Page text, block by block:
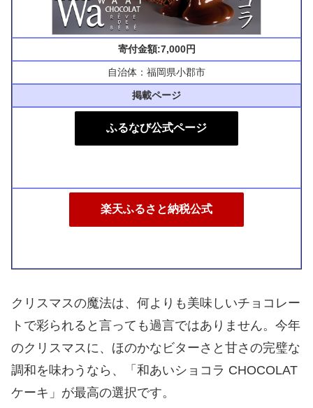
寄付金額:7,000円
自治体：福岡県小郡市
掲載ページ
ふるなび公式ページ
楽天ふるさと納税公式
クリスマスの魔法は、何よりも美味しいチョコレー
トで彩られると言っても過言ではありません。今年
のクリスマスに、ほのかなビターさと甘さの完璧な
調和を味わうなら、「和あいショコラ CHOCOLAT
ケーキ」が最高の選択です。